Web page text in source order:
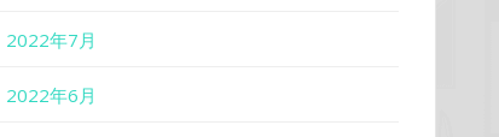
2022年7月
2022年6月